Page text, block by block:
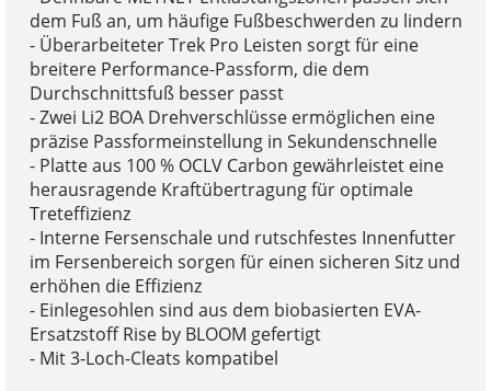
dem Fuß an, um häufige Fußbeschwerden zu lindern
- Überarbeiteter Trek Pro Leisten sorgt für eine
breitere Performance-Passform, die dem
Durchschnittsfuß besser passt
- Zwei Li2 BOA Drehverschlüsse ermöglichen eine
präzise Passformeinstellung in Sekundenschnelle
- Platte aus 100 % OCLV Carbon gewährleistet eine
herausragende Kraftübertragung für optimale
Treteffizienz
- Interne Fersenschale und rutschfestes Innenfutter
im Fersenbereich sorgen für einen sicheren Sitz und
erhöhen die Effizienz
- Einlegesohlen sind aus dem biobasierten EVA-
Ersatzstoff Rise by BLOOM gefertigt
- Mit 3-Loch-Cleats kompatibel